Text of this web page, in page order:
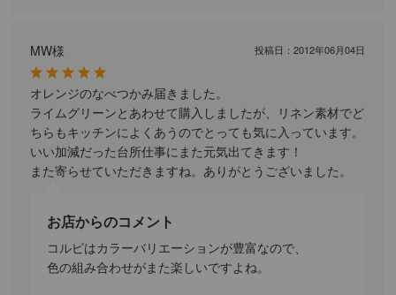
MW様 投稿日：2012年06月04日
オレンジのなべつかみ届きました。
ライムグリーンとあわせて購入しましたが、リネン素材でど
ちらもキッチンによくあうのでとっても気に入っています。
いい加減だった台所仕事にまた元気出てきます！
また寄らせていただきますね。ありがとうございました。
お店からのコメント
コルピはカラーバリエーションが豊富なので、
色の組み合わせがまた楽しいですよね。